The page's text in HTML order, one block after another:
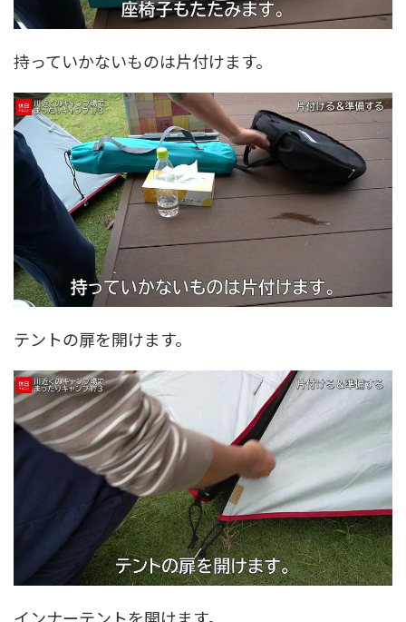
持っていかないものは片付けます。
テントの扉を開けます。